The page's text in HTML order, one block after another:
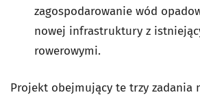
zagospodarowanie wód
nowej infrastruktury z
rowerowymi.
Projekt obejmujący te trzy zadania